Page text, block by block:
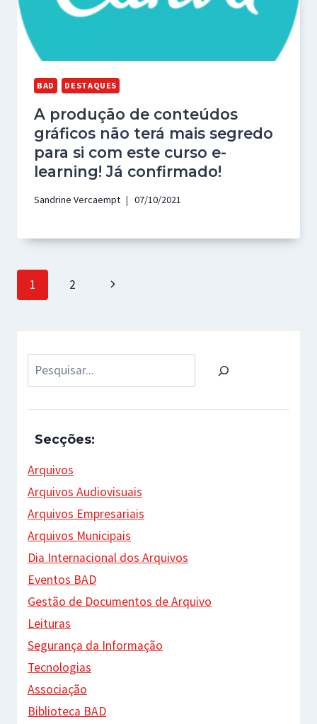
BAD DESTAQUES
A produção de conteúdos
gráficos não terá mais segredo
para si com este curso e-
learning! Já confirmado!
Sandrine Vercaempt 07/10/2021
Page
1 2
Next
Pesquisar
Secções:
Arquivos
Arquivos Audiovisuais
Arquivos Empresariais
Arquivos Municipais
Dia Internacional dos Arquivos
Eventos BAD
Gestão de Documentos de Arquivo
Leituras
Segurança da Informação
Tecnologias
Associação
Biblioteca BAD